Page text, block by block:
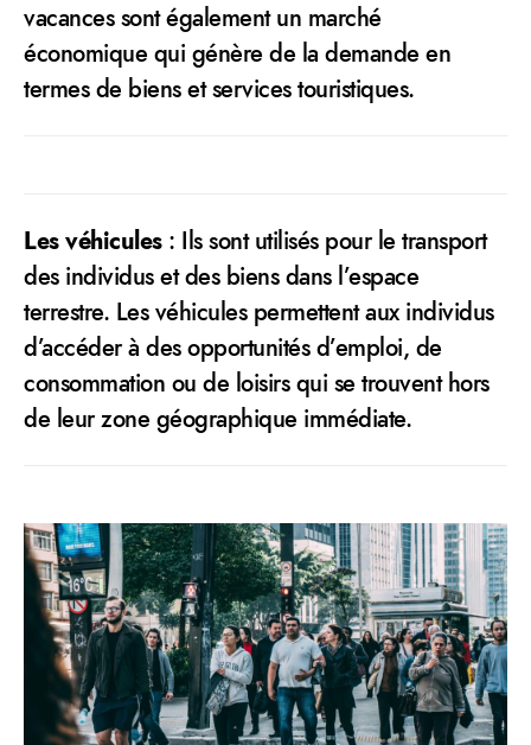
vacances sont également un marché
économique qui génère de la demande en
termes de biens et services touristiques.
Les véhicules: Ils sont utilisés pour le transport
des individus et des biens dans l’espace
terrestre. Les véhicules permettent aux individus
d’accéder à des opportunités d’emploi, de
consommation ou de loisirs qui se trouvent hors
de leur zone géographique immédiate.